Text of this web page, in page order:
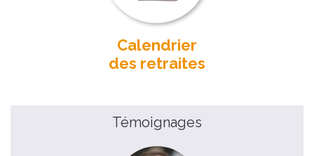
Calendrier
des retraites
Témoignages